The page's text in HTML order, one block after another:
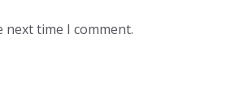
next time I comment.